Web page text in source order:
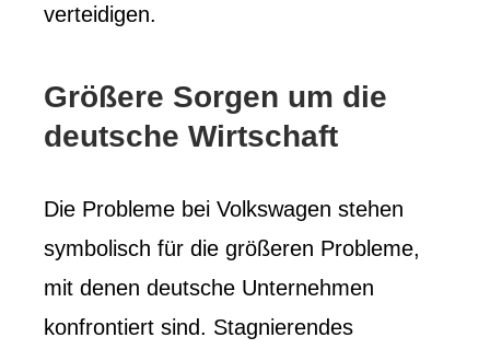
verteidigen.
Größere Sorgen um die
deutsche Wirtschaft
Die Probleme bei Volkswagen stehen
symbolisch für die größeren Probleme,
mit denen deutsche Unternehmen
konfrontiert sind. Stagnierendes